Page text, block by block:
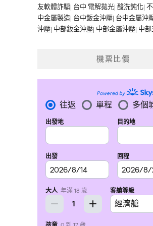
友軟體詐騙| 台中 電解拋光| 酸洗鈍化|
中金屬製造| 台中鈑金沖壓| 台中金屬沖
沖壓| 中部鈑金沖壓| 中部金屬沖壓| 中
機票比價